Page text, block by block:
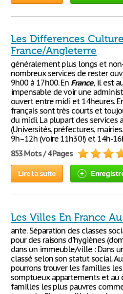
Les Differences
France/Angleterre
généralement plus longs et
nombreux services de rester
9h00 à 17h00. En France, il est
impensable de voir une
ouvert entre midi et 14heures.
français sont très courts et
du midi. La plupart des services
(Universités, préfectures,
9h–12h (voire 11h30!) et 14h-
853 Mots / 4 Pages
Lire la suite
Les Villes En France
ante. Séparation des classes
pour des raisons d'hygiènes
dans un immeuble/ville : Dans
classé selon son statut social.
pourrons trouver les familles
somptueux appartements et au
familles les plus pauvres